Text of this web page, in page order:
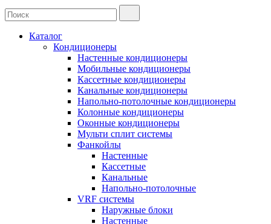
Каталог
Кондиционеры
Настенные кондиционеры
Мобильные кондиционеры
Кассетные кондиционеры
Канальные кондиционеры
Напольно-потолочные кондиционеры
Колонные кондиционеры
Оконные кондиционеры
Мульти сплит системы
Фанкойлы
Настенные
Кассетные
Канальные
Напольно-потолочные
VRF системы
Наружные блоки
Настенные